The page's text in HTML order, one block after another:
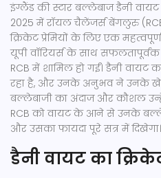
इंग्लैंड की स्टार बल्लेबाज डैनी
2025 में रॉयल चैलेंजर्स बेंगलुरु
क्रिकेट प्रेमियों के लिए एक
यूपी वॉरियर्स के साथ
RCB में शामिल हो गईं। डैनी वायट
रहा है, और उनके अनुभव ने उनके
बल्लेबाजी का अंदाज और कौशल
RCB को वायट के आने से उनके
और उसका फायदा पूरे सत्र में दिखेगा।
डैनी वायट का